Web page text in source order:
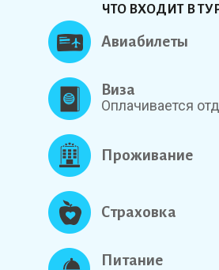
ЧТО ВХОДИТ В
Авиабилеты
Виза
Оплачивается
Проживание
Страховка
Питание